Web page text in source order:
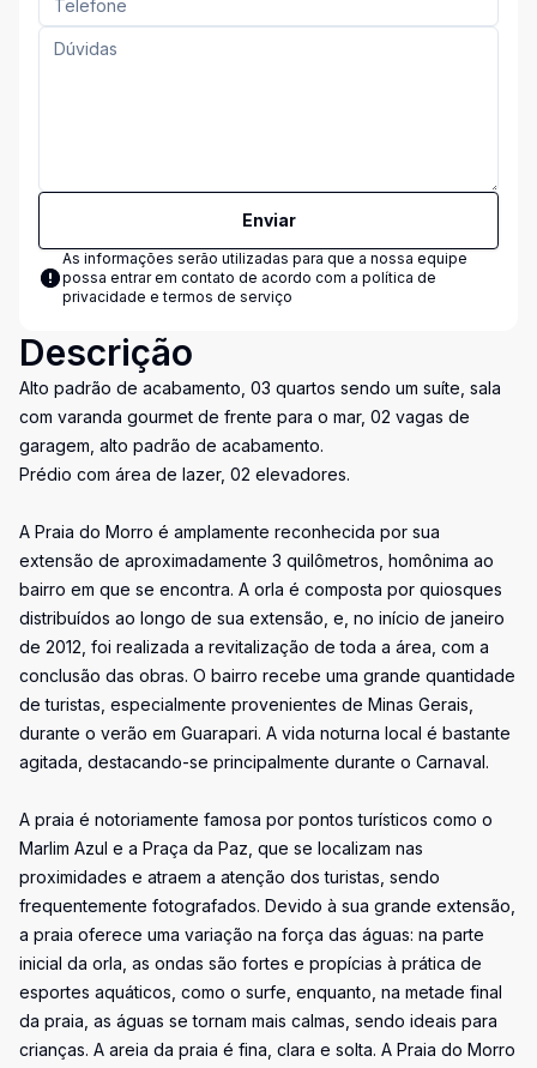
Enviar
As informações serão utilizadas para que a nossa equipe
possa entrar em contato de acordo com a política de
privacidade e termos de serviço
Descrição
Alto padrão de acabamento, 03 quartos sendo um suíte, sala
com varanda gourmet de frente para o mar, 02 vagas de
garagem, alto padrão de acabamento.
Prédio com área de lazer, 02 elevadores.
A Praia do Morro é amplamente reconhecida por sua
extensão de aproximadamente 3 quilômetros, homônima ao
bairro em que se encontra. A orla é composta por quiosques
distribuídos ao longo de sua extensão, e, no início de janeiro
de 2012, foi realizada a revitalização de toda a área, com a
conclusão das obras. O bairro recebe uma grande quantidade
de turistas, especialmente provenientes de Minas Gerais,
durante o verão em Guarapari. A vida noturna local é bastante
agitada, destacando-se principalmente durante o Carnaval.
A praia é notoriamente famosa por pontos turísticos como o
Marlim Azul e a Praça da Paz, que se localizam nas
proximidades e atraem a atenção dos turistas, sendo
frequentemente fotografados. Devido à sua grande extensão,
a praia oferece uma variação na força das águas: na parte
inicial da orla, as ondas são fortes e propícias à prática de
esportes aquáticos, como o surfe, enquanto, na metade final
da praia, as águas se tornam mais calmas, sendo ideais para
crianças. A areia da praia é fina, clara e solta. A Praia do Morro